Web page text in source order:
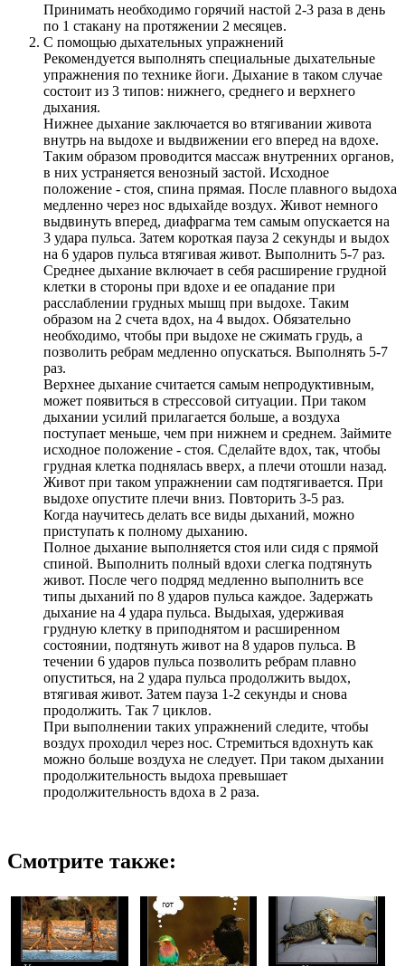
Принимать необходимо горячий настой 2-3 раза в день
по 1 стакану на протяжении 2 месяцев.
С помощью дыхательных упражнений
Рекомендуется выполнять специальные дыхательные
упражнения по технике йоги. Дыхание в таком случае
состоит из 3 типов: нижнего, среднего и верхнего
дыхания.
Нижнее дыхание заключается во втягивании живота
внутрь на выдохе и выдвижении его вперед на вдохе.
Таким образом проводится массаж внутренних органов,
в них устраняется венозный застой. Исходное
положение - стоя, спина прямая. После плавного выдоха
медленно через нос вдыхайде воздух. Живот немного
выдвинуть вперед, диафрагма тем самым опускается на
3 удара пульса. Затем короткая пауза 2 секунды и выдох
на 6 ударов пульса втягивая живот. Выполнить 5-7 раз.
Среднее дыхание включает в себя расширение грудной
клетки в стороны при вдохе и ее опадание при
расслаблении грудных мышц при выдохе. Таким
образом на 2 счета вдох, на 4 выдох. Обязательно
необходимо, чтобы при выдохе не сжимать грудь, а
позволить ребрам медленно опускаться. Выполнять 5-7
раз.
Верхнее дыхание считается самым непродуктивным,
может появиться в стрессовой ситуации. При таком
дыхании усилий прилагается больше, а воздуха
поступает меньше, чем при нижнем и среднем. Займите
исходное положение - стоя. Сделайте вдох, так, чтобы
грудная клетка поднялась вверх, а плечи отошли назад.
Живот при таком упражнении сам подтягивается. При
выдохе опустите плечи вниз. Повторить 3-5 раз.
Когда научитесь делать все виды дыханий, можно
приступать к полному дыханию.
Полное дыхание выполняется стоя или сидя с прямой
спиной. Выполнить полный вдохи слегка подтянуть
живот. После чего подряд медленно выполнить все
типы дыханий по 8 ударов пульса каждое. Задержать
дыхание на 4 удара пульса. Выдыхая, удерживая
грудную клетку в приподнятом и расширенном
состоянии, подтянуть живот на 8 ударов пульса. В
течении 6 ударов пульса позволить ребрам плавно
опуститься, на 2 удара пульса продолжить выдох,
втягивая живот. Затем пауза 1-2 секунды и снова
продолжить. Так 7 циклов.
При выполнении таких упражнений следите, чтобы
воздух проходил через нос. Стремиться вдохнуть как
можно больше воздуха не следует. При таком дыхании
продолжительность выдоха превышает
продолжительность вдоха в 2 раза.
Смотрите также: